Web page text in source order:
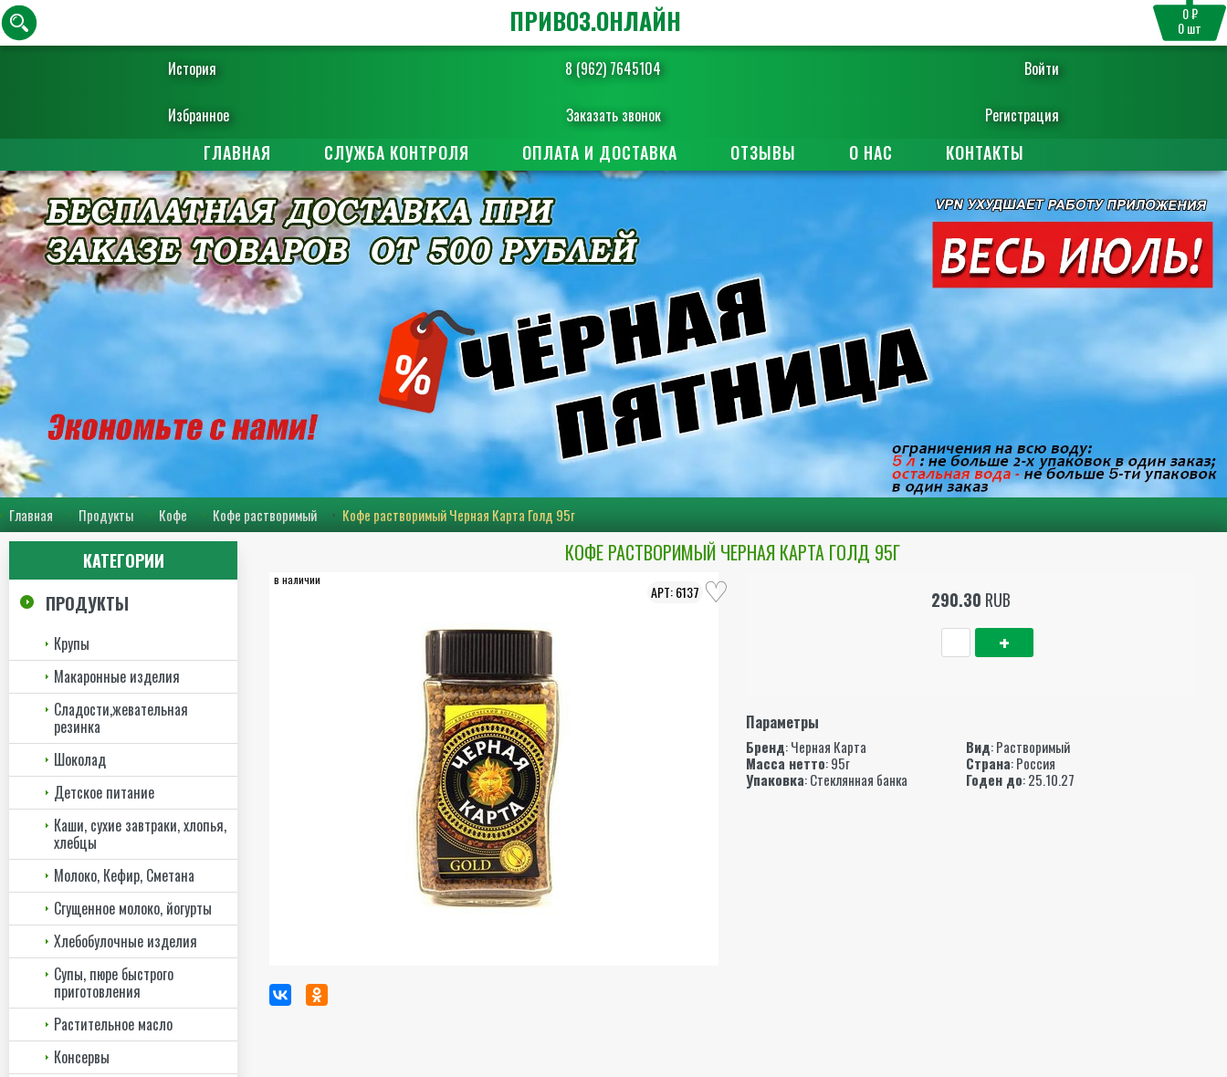
История 8 (962) 7645104 Войти
Избранное Заказать звонок Регистрация
ПРИВОЗ.ОНЛАЙН 0 ₽
0шт
ГЛАВНАЯ СЛУЖБА КОНТРОЛЯ ОПЛАТА И ДОСТАВКА ОТЗЫВЫ О НАС КОНТАКТЫ
Главная Продукты Кофе Кофе растворимый Кофе растворимый Черная Карта Голд 95г
КАТЕГОРИИ
ПРОДУКТЫ
Крупы
Макаронные изделия
Сладости,жевательная
резинка
Шоколад
Детское питание
Каши, сухие завтраки, хлопья,
хлебцы
Молоко, Кефир, Сметана
Сгущенное молоко, йогурты
Хлебобулочные изделия
Супы, пюре быстрого
приготовления
Растительное масло
Консервы
КОФЕ РАСТВОРИМЫЙ ЧЕРНАЯ КАРТА ГОЛД 95Г
в наличии
6137 290.30 RUB
Параметры
Бренд:Черная Карта Вид: Растворимый
Масса нетто: 95г Страна: Россия
Упаковка: Стеклянная банка Годен до: 25.10.27